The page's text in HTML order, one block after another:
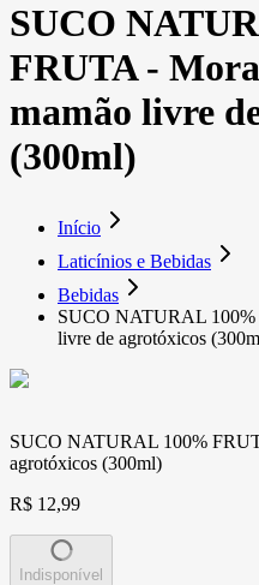
SUCO
FRUTA -
mamão livre
(300ml)
Início
Laticínios e Bebidas
Bebidas
SUCO NATURAL 100%
livre de agrotóxicos
SUCO NATURAL 100%
agrotóxicos (300ml)
R$ 12,99
Indisponível